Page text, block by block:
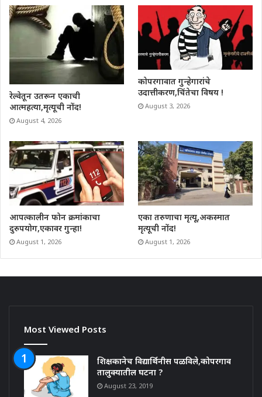
रेल्वेतून उतरून एकाची
आत्महत्या,मृत्यूची नोंद!
August 4, 2026
कोपरगावात गुन्हेगारांचे
उदात्तीकरण,चिंतेचा विषय !
August 3, 2026
आपत्कालीन फोन क्रमांकाचा
दुरुपयोग,एकावर गुन्हा!
August 1, 2026
एका तरुणाचा मृत्यू,अकस्मात
मृत्यूची नोंद!
August 1, 2026
Most Viewed Posts
शिक्षकानेच विद्यार्थिनीस पळविले,कोपरगाव
तालुक्यातील घटना ?
August 23, 2019